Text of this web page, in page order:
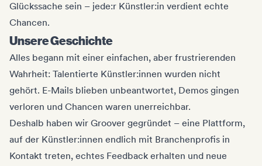
Glückssache sein – jede:r Künstler:in verdient echte
Chancen.
Unsere Geschichte
Alles begann mit einer einfachen, aber frustrierenden
Wahrheit: Talentierte Künstler:innen wurden nicht
gehört. E-Mails blieben unbeantwortet, Demos gingen
verloren und Chancen waren unerreichbar.
Deshalb haben wir Groover gegründet – eine Plattform,
auf der Künstler:innen endlich mit Branchenprofis in
Kontakt treten, echtes Feedback erhalten und neue